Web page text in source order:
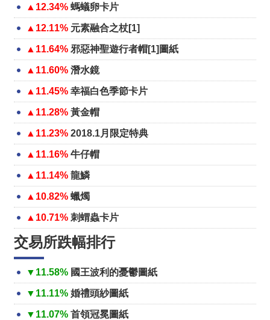
▲12.34% 螞蟻卵卡片
▲12.11% 元素融合之杖[1]
▲11.64% 邪惡神聖遊行者帽[1]圖紙
▲11.60% 潛水鏡
▲11.45% 幸福白色季節卡片
▲11.28% 黃金帽
▲11.23% 2018.1月限定特典
▲11.16% 牛仔帽
▲11.14% 龍鱗
▲10.82% 蠟燭
▲10.71% 刺蝟蟲卡片
交易所跌幅排行
▼11.58% 國王波利的憂鬱圖紙
▼11.11% 婚禮頭紗圖紙
▼11.07% 首領冠冕圖紙